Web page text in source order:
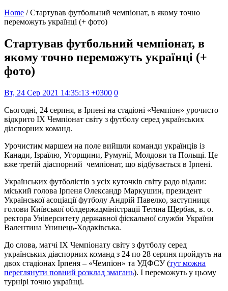
Home / Стартував футбольний чемпіонат, в якому точно
переможуть українці (+ фото)
Стартував футбольний чемпіонат, в
якому точно переможуть українці (+
фото)
Вт, 24 Сер 2021 14:35:13 +0300 0
Сьогодні, 24 серпня, в Ірпені на стадіоні «Чемпіон» урочисто
відкрито IX Чемпіонат світу з футболу серед українських
діаспорних команд.
Урочистим маршем на поле вийшли команди українців із
Канади, Ізраїлю, Угорщини, Румунії, Молдови та Польщі. Це
вже третій діаспорний чемпіонат, що відбувається в Ірпені.
Українських футболістів з усіх куточків світу радо відали:
міський голова Ірпеня Олександр Маркушин, президент
Української асоціації футболу Андрій Павелко, заступниця
голови Київської облдержадміністрації Тетяна Щербак, в. о.
ректора Університету державної фіскальної служби України
Валентина Унинець-Ходаківська.
До слова, матчі IX Чемпіонату світу з футболу серед
українських діаспорних команд з 24 по 28 серпня пройдуть на
двох стадіонах Ірпеня – «Чемпіон» та УДФСУ (тут можна
переглянути повний розклад змагань). І переможуть у цьому
турнірі точно українці.